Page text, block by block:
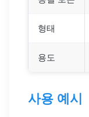
형태
용도
사용 예시